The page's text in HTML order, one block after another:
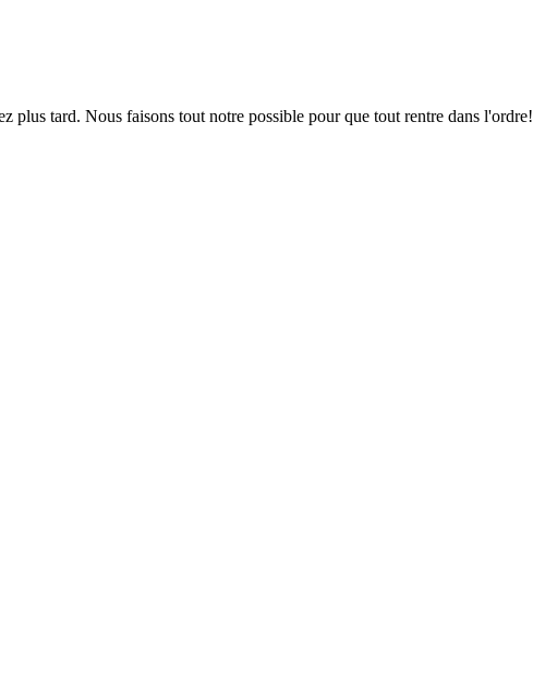
plus tard. Nous faisons tout notre possible pour que tout rentre dans l'ordre!